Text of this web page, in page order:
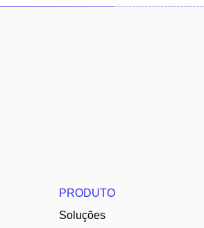
PRODUTO
Soluções